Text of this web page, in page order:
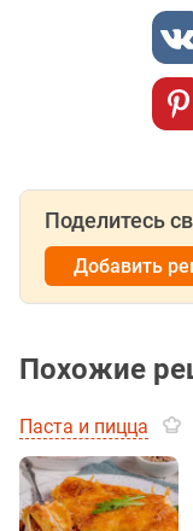
Поделитесь
Добавить
Похожие
Паста и пицца